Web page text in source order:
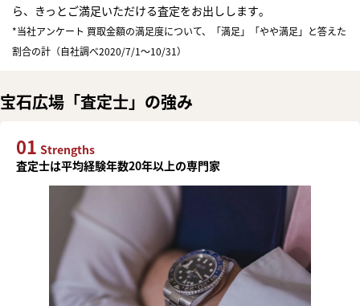
ら、きっとご満足いただける査定をお出しします｡
*当社アンケート 買取金額の満足度について、「満足」「やや満足」と答えた
割合の計（自社調べ2020/7/1～10/31）
宝石広場「査定士」の強み
01 Strengths
査定士は平均経験年数20年以上の専門家